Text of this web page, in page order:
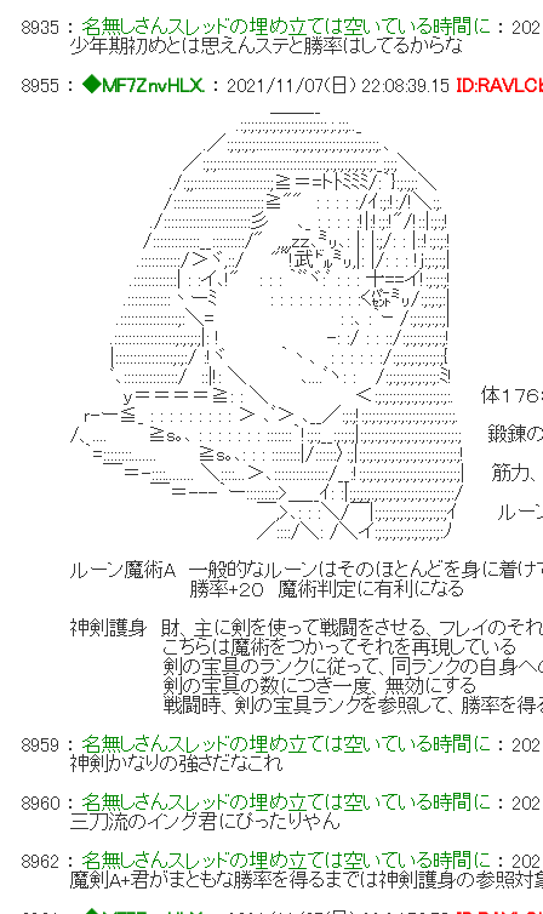
8935 ：名無しさんスレッドの埋め立ては空いている時間に ：
少年期初めとは思えんステと勝率はしてるからな
8955 ：◆MF7ZnvHLX. ：2021/11/07(日) 22:08:39.15
.:;:;:;:;:;:;:;:;:;:;:;:;.;.;:;.._
.／:;:;:;:;:::::::::::;:;:;:;:;:;:;:;:;:;:;:;.､
／:;:;::::::::::::::::::::::::::::::;:;:;:;:;:;:;:_:;:;＼
./:;;:::::::::::::::::::::;≧＝=トﾄﾐﾐﾐ/:｀}:;:;;:＼
/:::::::::::::::::::::::::≧"" : : : : :/ｲ:;:!:/!＼:;.
./::::::::::::::::::::::::彡 ､_ : : : : :!|:!:;:!"/!::|:;:;!
/:::::::::::::__:::::::::/" ,,,,zｚ､㍉､: |: |:;/: : |::!:;:;:!
.:::::::::::/＞ヾ,::/ "~!武㌦㍉,|: |/: : : !ｊ:;:;:;|
.::::::::::::| : :イ､!" : : : ｀ﾞﾞヾ:ﾞ : : : 十==イ!:;:;:;!
.::::::::::::丶ーﾐ : : : : : : : : : :く㌫㍉/:;:;:;:|
.::::::::::::::::;:＼= : :､ :｀ｰ /:;:;:;:;:;|
.:::::::::::::::::;:;:;:;|: ! -: :/ : : ::/:;:;:;:;:;:;!
|::::::::::::::::;:;:/ :!ヾ ｀丶､ : : : : : :/:;:;:;:;:;:;:;{
ﾞ､:::::::::::::::/ ::|!: ＼ ､....ﾞヽ: : /:;:;:;:;:;:;:;:ﾐ!
ｙ＝＝＝＝≧: : ＼ ＜:;:;:;:;:;:;:;:;:;:;:. 体１７６８ 技
ｒ-ー≦_ : : : : : : : : : ＞ ､ﾞ＞ ､__／:;:;!:;:;:;:;:;:;:;:;:;:;:;:;:;.
/、.... ≧s｡､ : : : : : : : :::::::｀!:;:;__:;:;:;|:;:;:;:;:;:;:;:;:;:;:;:;:;:; 鍛
｀=::::::::....... ≧s｡､: : : ::::::::|/::::::〉:;|:;:;:;:;:;:;:;:;:;:;:;:;:;:;!
￣＝-::::........ ＼::::...＞､:::::::::::::::/__:!:;:;:;:;:;:;:;:;:;:;:;:;:;:;| 筋力
￣＝---｀ー:::::::::>＿__ｲ: :|:;:;:;:;:;:;:;:;:;:;:;:;:;:;:/
￣,>､: : :＼/￣|:;:;:;:;:;:;:;:;:;:;ｲ ルーン魔
／::::/＼: /＼イ:;:;:;:;:;:;:;:;:;:ﾉ
ルーン魔術A 一般的なルーンはそのほとんどを身に着け
勝率+２０ 魔術判定に有利になる
神剣護身 財、主に剣を使って戦闘をさせる、フレイのそ
こちらは魔術をつかってそれを再現している
剣の宝具のランクに従って、同ランクの自身への
剣の宝具の数につき一度、無効にする
戦闘時、剣の宝具ランクを参照して、勝率を得
8959 ：名無しさんスレッドの埋め立ては空いている時間に ：
神剣かなりの強さだなこれ
8960 ：名無しさんスレッドの埋め立ては空いている時間に ：
三刀流のイング君にぴったりやん
8962 ：名無しさんスレッドの埋め立ては空いている時間に ：
魔剣A+君がまともな勝率を得るまでは神剣護身の参照対